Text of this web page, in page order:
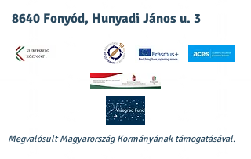
8640 Fonyód, Hunyadi János u. 3
Megvalósult Magyarország Kormányának támogatásával.